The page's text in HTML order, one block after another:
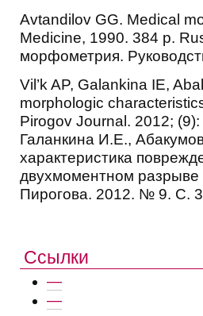
Avtandilov GG. Medical
Medicine, 1990. 384 p.
морфометрия.
Vil’k AP, Galankina IE,
morphologic
Pirogov Journal. 2012;
Галанкина И.Е.,
характеристика
двухмоментном
Пирогова. 2012. № 9. С.
Ссылки
—
—